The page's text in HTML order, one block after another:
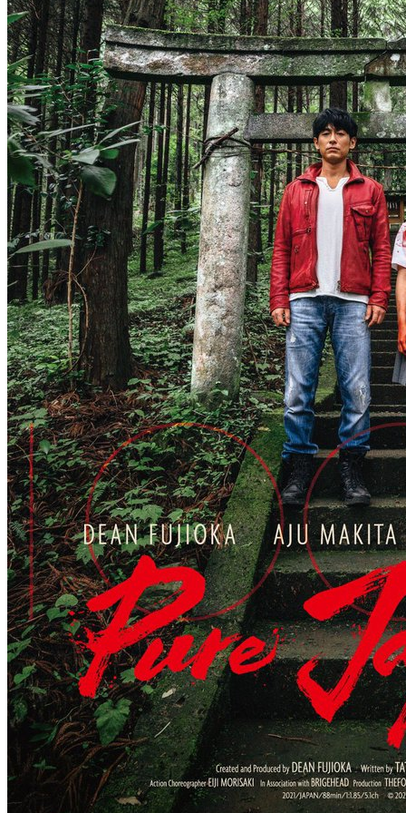
3 сезон
1 серия
04 . 08
сериалВсеамериканский
8 сезон
5 серия
04 . 08
сериалВеликолепная пятёрка
8 сезон
27 серия
04 . 08
сериалКолин из бухгалтерии
3 сезон
3 серия
04 . 08
сериалДело даже не в измене
1 сезон
2 серия
04 . 08
сериалКвартирная работа
1 сезон
8 серия
04 . 08
сериалСупруг
1 сезон
9 серия
04 . 08
сериалПугающий роман
1 сезон
6 серия
04 . 08
27 . 07
мультсериалРасхитительница гробниц:
Легенда о Ларе Крофт
2 сезон
8 серия
27 . 07
аниме сериалЕсли будешь не занят,
спасёшь меня от
1 сезон
12 серия
26 . 07
аниме сериал Шатёр чародея
1 сезон
5 серия
26 . 07
аниме сериалКрасавица-воин Сейлор Мун
3 сезон
13 серия
26 . 07
мультсериалLEGO Ниндзяго: Восстание
дракона
4 сезон
20 серия
24 . 07
аниме сериалВечная воля
4 сезон
3 серия
24 . 07
аниме сериалИзгнанный
реинкарнированный тяжёлый рыцарь не
1 сезон
3 серия
23 . 07
аниме сериалПрошло десять лет с момента,
как я сказал
1 сезон
3 серия
23 . 07
аниме сериалПризрак в доспехах
1 сезон
3 серия
22 . 07
аниме сериалОпасность в моём сердце
2 сезон
13 серия
21 . 07
аниме сериалРазгневанная леди поклялась
отомстить: Я разрушу
1 сезон